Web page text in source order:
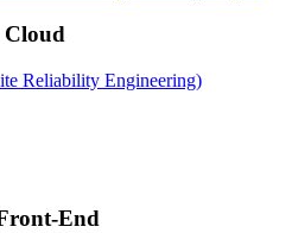
Cloud
Reliability Engineering)
End